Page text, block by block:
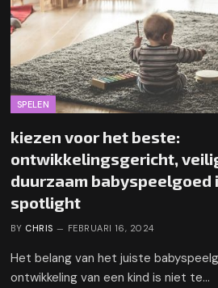
SPELEN
kiezen voor het beste:
ontwikkelingsgericht,
duurzaam babyspeelgoed
spotlight
BY CHRIS FEBRUARI 16, 2024
Het belang van het juiste
ontwikkeling van een kind is niet te…